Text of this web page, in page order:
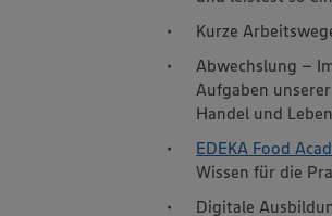
Kurze
Abwechslung –
Aufgaben
Handel und
EDEKA Food
Wissen für die
Digitale